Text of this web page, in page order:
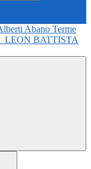
LEON BATTISTA